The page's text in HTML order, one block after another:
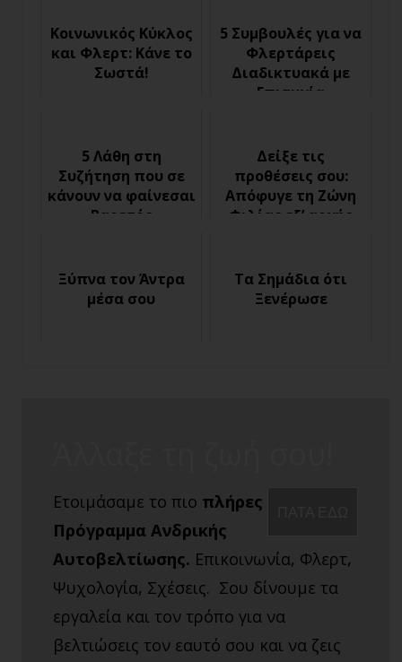
Κοινωνικός Κύκλος
και Φλερτ: Κάνε το
Σωστά!
5 Συμβουλές για να
Φλερτάρεις
Διαδικτυακά με
Επιτυχία
5 Λάθη στη
Συζήτηση που σε
κάνουν να φαίνεσαι
Βαρετός
Δείξε τις
προθέσεις σου:
Απόφυγε τη Ζώνη
Φιλίας εξ’ αρχής
Ξύπνα τον Άντρα
μέσα σου
Τα Σημάδια ότι
Ξενέρωσε
Ετοιμάσαμε το πιο πλήρες
Πρόγραμμα Ανδρικής
Αυτοβελτίωσης. Επικοινωνία, Φλερτ,
Ψυχολογία, Σχέσεις. Σου δίνουμε τα
εργαλεία και τον τρόπο για να
βελτιώσεις τον εαυτό σου και να ζεις